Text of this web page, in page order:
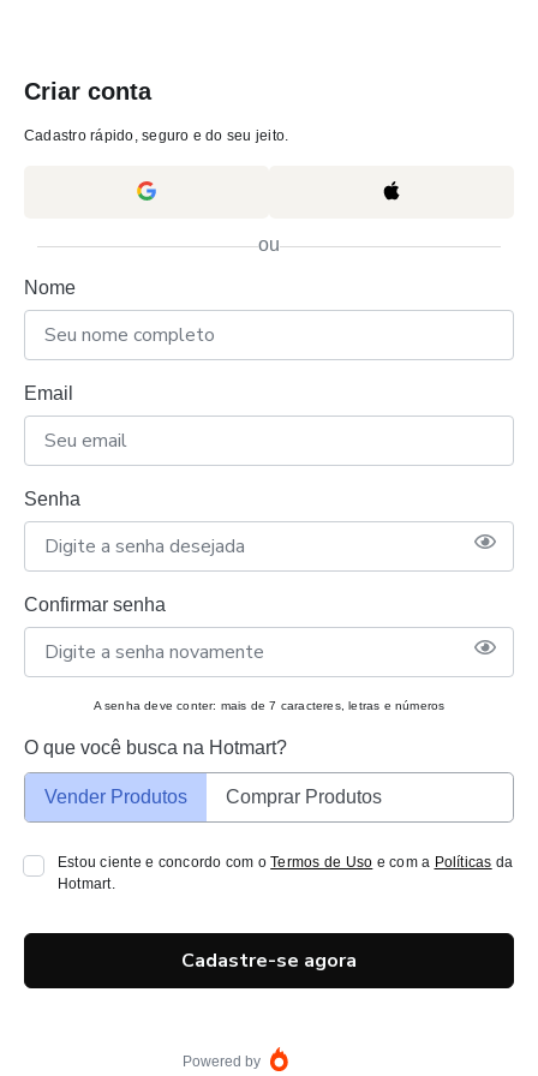
Criar conta
Cadastro rápido, seguro e do seu jeito.
ou
Nome
Email
Senha
Confirmar senha
A senha deve conter: mais de 7 caracteres, letras e números
O que você busca na Hotmart?
Vender Produtos Comprar Produtos
Estou ciente e concordo com oTermos de Uso e com a Políticas da
Hotmart.
Cadastre-se agora
Powered by